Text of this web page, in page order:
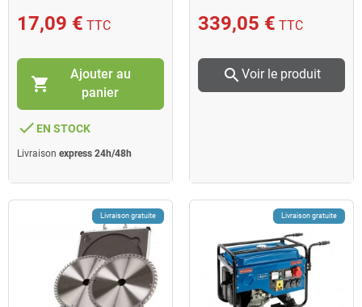
17,09 € TTC
shopping_cart
Ajouter au
panier
done EN STOCK
Livraison express 24h/48h
339,05 € TTC
search Voir le produit
Livraison gratuite Livraison gratuite